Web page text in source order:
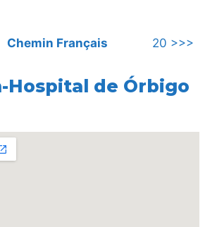
Chemin Français 20 >>>
Hospital de Órbigo